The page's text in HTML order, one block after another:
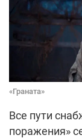
«Граната»
Все пути
поражения»